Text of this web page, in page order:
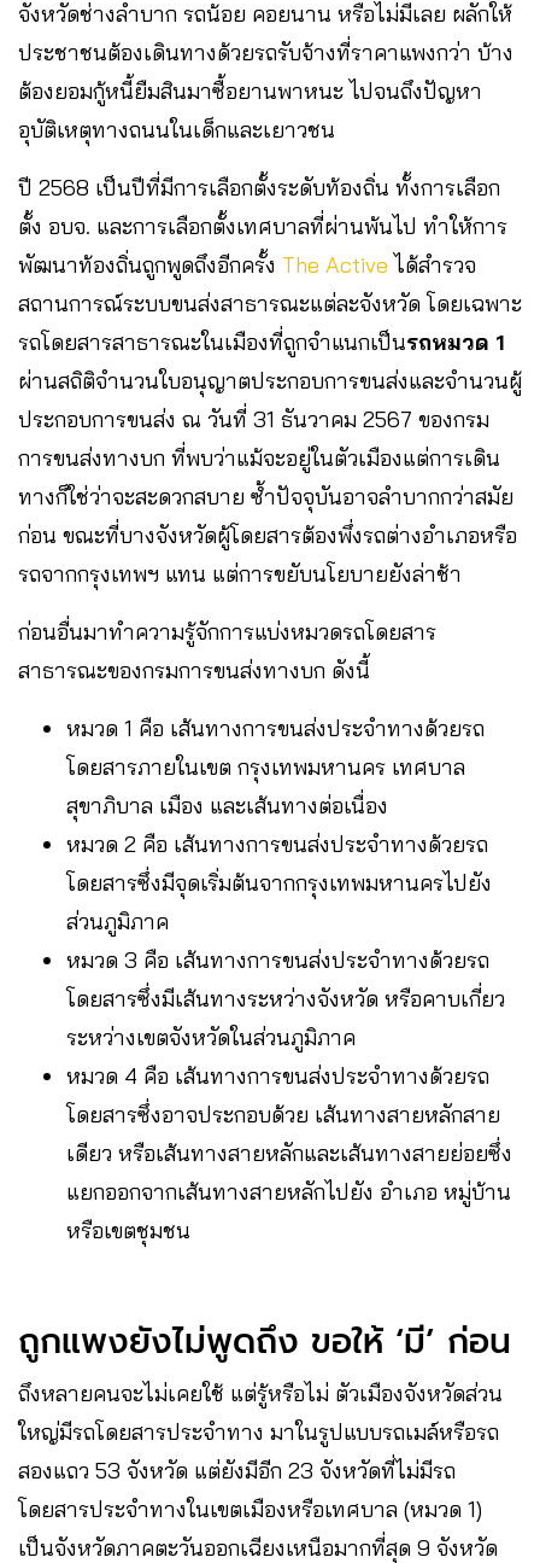
จังหวัดช่างลำบาก รถน้อย คอยนาน หรือไม่มีเลย ผลักให้
ประชาชนต้องเดินทางด้วยรถรับจ้างที่ราคาแพงกว่า บ้าง
ต้องยอมกู้หนี้ยืมสินมาซื้อยานพาหนะ ไปจนถึงปัญหา
อุบัติเหตุทางถนนในเด็กและเยาวชน
ปี 2568 เป็นปีที่มีการเลือกตั้งระดับท้องถิ่น ทั้งการเลือก
ตั้ง อบจ. และการเลือกตั้งเทศบาลที่ผ่านพ้นไป ทำให้การ
พัฒนาท้องถิ่นถูกพูดถึงอีกครั้ง The Active ได้สำรวจ
สถานการณ์ระบบขนส่งสาธารณะแต่ละจังหวัด โดยเฉพาะ
รถโดยสารสาธารณะในเมืองที่ถูกจำแนกเป็นรถหมวด 1
ผ่านสถิติจำนวนใบอนุญาตประกอบการขนส่งและจำนวนผู้
ประกอบการขนส่ง ณ วันที่ 31 ธันวาคม 2567 ของกรม
การขนส่งทางบก ที่พบว่าแม้จะอยู่ในตัวเมืองแต่การเดิน
ทางก็ใช่ว่าจะสะดวกสบาย ซ้ำปัจจุบันอาจลำบากกว่าสมัย
ก่อน ขณะที่บางจังหวัดผู้โดยสารต้องพึ่งรถต่างอำเภอหรือ
รถจากกรุงเทพฯ แทน แต่การขยับนโยบายยังล่าช้า
ก่อนอื่นมาทำความรู้จักการแบ่งหมวดรถโดยสาร
สาธารณะของกรมการขนส่งทางบก ดังนี้
หมวด 1 คือ เส้นทางการขนส่งประจำทางด้วยรถ
โดยสารภายในเขต กรุงเทพมหานคร เทศบาล
สุขาภิบาล เมือง และเส้นทางต่อเนื่อง
หมวด 2 คือ เส้นทางการขนส่งประจำทางด้วยรถ
โดยสารซึ่งมีจุดเริ่มต้นจากกรุงเทพมหานครไปยัง
ส่วนภูมิภาค
หมวด 3 คือ เส้นทางการขนส่งประจำทางด้วยรถ
โดยสารซึ่งมีเส้นทางระหว่างจังหวัด หรือคาบเกี่ยว
ระหว่างเขตจังหวัดในส่วนภูมิภาค
หมวด 4 คือ เส้นทางการขนส่งประจำทางด้วยรถ
โดยสารซึ่งอาจประกอบด้วย เส้นทางสายหลักสาย
เดียว หรือเส้นทางสายหลักและเส้นทางสายย่อยซึ่ง
แยกออกจากเส้นทางสายหลักไปยัง อำเภอ หมู่บ้าน
หรือเขตชุมชน
ถูกแพงยังไม่พูดถึง ขอให้ ‘มี’ ก่อน
ถึงหลายคนจะไม่เคยใช้ แต่รู้หรือไม่ ตัวเมืองจังหวัดส่วน
ใหญ่มีรถโดยสารประจำทาง มาในรูปแบบรถเมล์หรือรถ
สองแถว 53 จังหวัด แต่ยังมีอีก 23 จังหวัดที่ไม่มีรถ
โดยสารประจำทางในเขตเมืองหรือเทศบาล (หมวด 1)
เป็นจังหวัดภาคตะวันออกเฉียงเหนือมากที่สุด 9 จังหวัด